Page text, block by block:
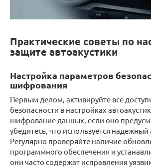
Практические советы по
защите автоакустики
Настройка параметров
шифрования
Первым делом, активируйте все
безопасности в настройках
шифрование данных, если оно
убедитесь, что используется надежный
Регулярно проверяйте наличие
программного обеспечения и
они часто содержат исправления